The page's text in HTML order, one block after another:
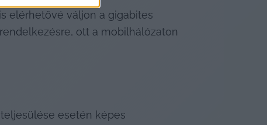
elérhetővé váljon a gigabites
ott a mobilhálózaton
esetén képes